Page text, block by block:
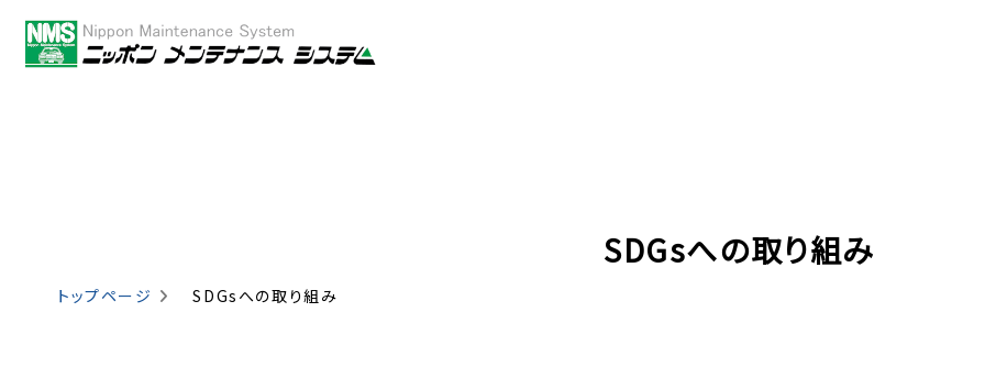
SDGsへの取り組み
トップページ SDGsへの取り組み